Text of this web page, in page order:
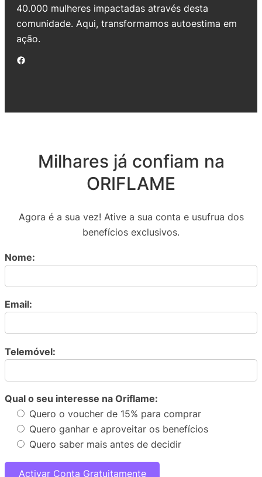
40.000 mulheres impactadas através desta
comunidade. Aqui, transformamos autoestima em
ação.
Facebook
Milhares já confiam na
ORIFLAME
Agora é a sua vez! Ative a sua conta e usufrua dos
benefícios exclusivos.
Nome:
Email:
Telemóvel:
Qual o seu interesse na Oriflame:
Quero o voucher de 15% para comprar
Quero ganhar e aproveitar os benefícios
Quero saber mais antes de decidir